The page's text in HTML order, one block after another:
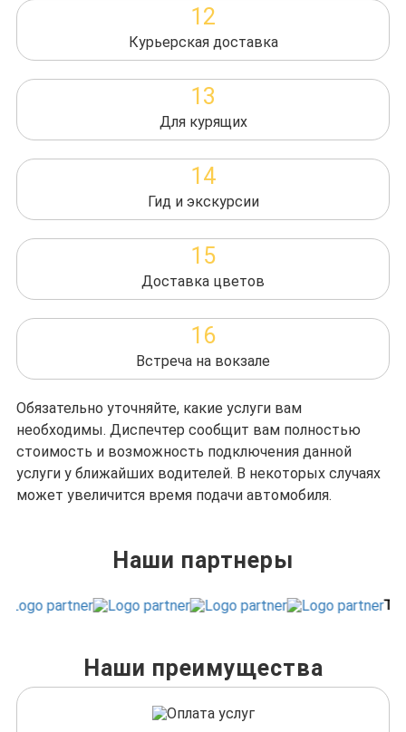
12
Курьерская доставка
13
Для курящих
14
Гид и экскурсии
15
Доставка цветов
16
Встреча на вокзале
Обязательно уточняйте, какие услуги вам
необходимы. Диспечтер сообщит вам полностью
стоимость и возможность подключения данной
услуги у ближайших водителей. В некоторых случаях
может увеличится время подачи автомобиля.
Наши партнеры
Наши преимущества